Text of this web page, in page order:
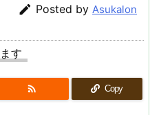
 Posted by Asukalon
す
 Copy